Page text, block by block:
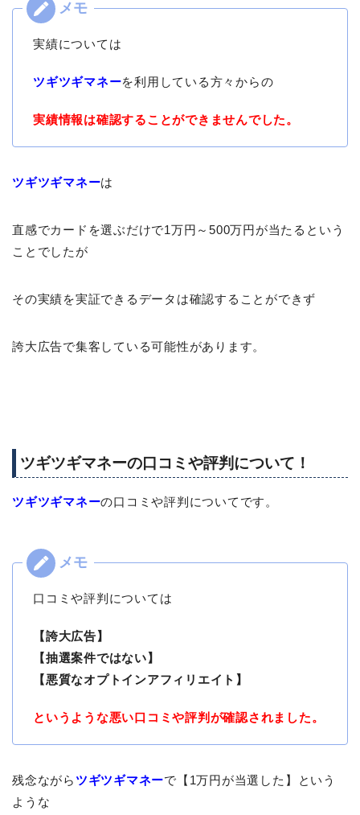
実績については
ツギツギマネーを利用している方々からの
実績情報は確認することができませんでした。
ツギツギマネーは
直感でカードを選ぶだけで1万円～500万円が当たるという
ことでしたが
その実績を実証できるデータは確認することができず
誇大広告で集客している可能性があります。
ツギツギマネーの口コミや評判について！
ツギツギマネーの口コミや評判についてです。
口コミや評判については
【誇大広告】
【抽選案件ではない】
【悪質なオプトインアフィリエイト】
というような悪い口コミや評判が確認されました。
残念ながら ツギツギマネーで【1万円が当選した】という
ような